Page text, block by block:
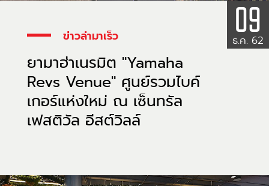
ข่าวล่ามาเร็ว
ยามาฮ่าเนรมิต "Yamaha
Revs Venue" ศูนย์รวมไบค์
เกอร์แห่งใหม่ ณ เซ็นทรัล
เฟสติวัล อีสต์วิลล์
09
ธ.ค. 62